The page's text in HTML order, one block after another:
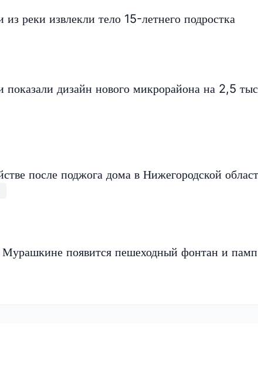
реки извлекли тело 15-летнего подростка
показали дизайн нового микрорайона на 2,5
после поджога дома в Нижегородской
появится пешеходный фонтан и